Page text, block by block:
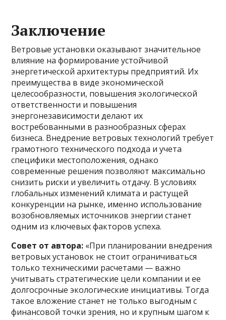
Заключение
Ветровые установки оказывают значительное
влияние на формирование устойчивой
энергетической архитектуры предприятий. Их
преимущества в виде экономической
целесообразности, повышения экологической
ответственности и повышения
энергонезависимости делают их
востребованными в разнообразных сферах
бизнеса. Внедрение ветровых технологий требует
грамотного технического подхода и учета
специфики местоположения, однако
современные решения позволяют максимально
снизить риски и увеличить отдачу. В условиях
глобальных изменений климата и растущей
конкуренции на рынке, именно использование
возобновляемых источников энергии станет
одним из ключевых факторов успеха.
Совет от автора: «При планировании внедрения
ветровых установок не стоит ограничиваться
только техническими расчетами — важно
учитывать стратегические цели компании и ее
долгосрочные экологические инициативы. Тогда
такое вложение станет не только выгодным с
финансовой точки зрения, но и крупным шагом к